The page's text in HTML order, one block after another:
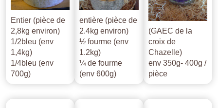
Entier (pièce de
2,8kg environ)
1/2bleu (env
1,4kg)
1/4bleu (env
700g)
entière (pièce de
2.4kg environ)
½ fourme (env
1.2kg)
¼ de fourme
(env 600g)
(GAEC de la
croix de
Chazelle)
env 350g- 400g /
pièce